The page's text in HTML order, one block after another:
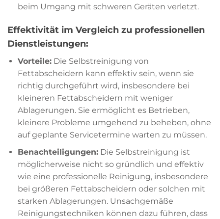
beim Umgang mit schweren Geräten verletzt.
Effektivität im Vergleich zu professionellen
Dienstleistungen:
Vorteile:Die Selbstreinigung von
Fettabscheidern kann effektiv sein, wenn sie
richtig durchgeführt wird, insbesondere bei
kleineren Fettabscheidern mit weniger
Ablagerungen. Sie ermöglicht es Betrieben,
kleinere Probleme umgehend zu beheben, ohne
auf geplante Servicetermine warten zu müssen.
Benachteiligungen:Die Selbstreinigung ist
möglicherweise nicht so gründlich und effektiv
wie eine professionelle Reinigung, insbesondere
bei größeren Fettabscheidern oder solchen mit
starken Ablagerungen. Unsachgemäße
Reinigungstechniken können dazu führen, dass